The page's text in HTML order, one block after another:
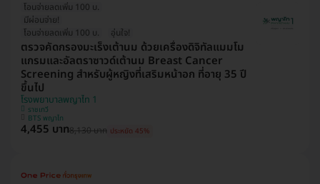
โอนจ่ายลดเพิ่ม 100 บ.
มีผ่อนจ่าย!
โอนจ่ายลดเพิ่ม 100 บ.
อุ่นใจ!
ตรวจคัดกรองมะเร็งเต้านม ด้วยเครื่องดิจิทัลแมมโม
แกรมและอัลตราซาวด์เต้านม Breast Cancer
Screening สำหรับผู้หญิงที่เสริมหน้าอก ที่อายุ 35 ปี
ขึ้นไป
โรงพยาบาลพญาไท 1
ราชเทวี
BTS พญาไท
4,455 บาท8,130 บาท ประหยัด 45%